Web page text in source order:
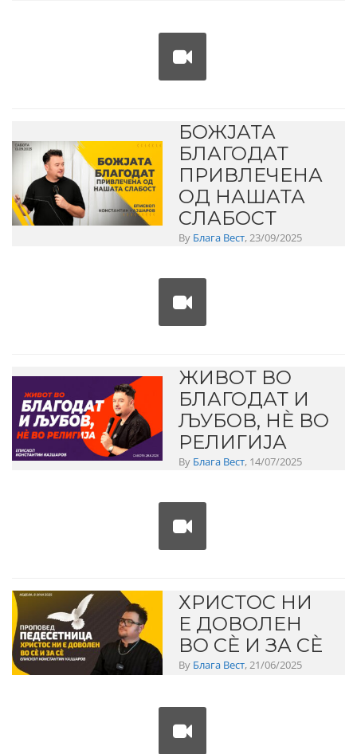
БОЖЈАТА
БЛАГОДАТ
ПРИВЛЕЧЕНА
ОД НАШАТА
СЛАБОСТ
By Блага Вест, 23/09/2025
ЖИВОТ ВО
БЛАГОДАТ И
ЉУБОВ, НЀ ВО
РЕЛИГИЈА
By Блага Вест, 14/07/2025
ХРИСТОС НИ
Е ДОВОЛЕН
ВО СЀ И ЗА СЀ
By Блага Вест, 21/06/2025